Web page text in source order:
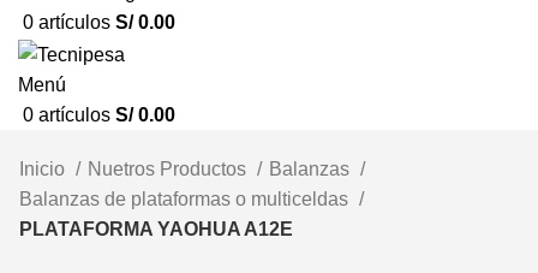
0 artículos S/0.00
Menú
0 artículos S/0.00
Inicio Nuetros Productos
Balanzas
Balanzas de plataformas o multiceldas
PLATAFORMA YAOHUA A12E